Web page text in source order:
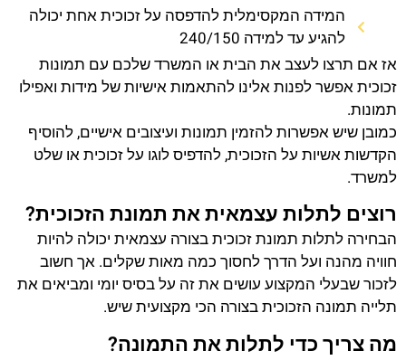
המידה המקסימלית להדפסה על זכוכית אחת יכולה
להגיע עד למידה 240/150
אז אם תרצו לעצב את הבית או המשרד שלכם עם תמונות
זכוכית אפשר לפנות אלינו להתאמות אישיות של מידות ואפילו
תמונות.
כמובן שיש אפשרות להזמין תמונות ועיצובים אישיים, להוסיף
הקדשות אשיות על הזכוכית, להדפיס לוגו על זכוכית או שלט
למשרד.
רוצים לתלות עצמאית את תמונת הזכוכית?
הבחירה לתלות תמונת זכוכית בצורה עצמאית יכולה להיות
חוויה מהנה ועל הדרך לחסוך כמה מאות שקלים. אך חשוב
לזכור שבעלי המקצוע עושים את זה על בסיס יומי ומביאים את
תלייה תמונה הזכוכית בצורה הכי מקצועית שיש.
מה צריך כדי לתלות את התמונה?